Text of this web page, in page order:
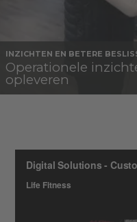
INZICHTEN EN BETERE
Operationele
opleveren